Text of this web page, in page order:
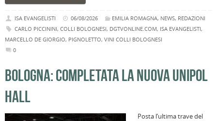
ISA EVANGELISTI 06/08/2026 EMILIA ROMAGNA, NEWS, REDAZIONI
CARLO PICCININI, COLLI BOLOGNESI, DGTVONLINE.COM, ISA EVANGELISTI,
MARCELLO DE GIORGIO, PIGNOLETTO, VINI COLLI BOLOGNESI
0
BOLOGNA: COMPLETATA LA NUOVA UNIPOL
HALL
Posta l’ultima trave del